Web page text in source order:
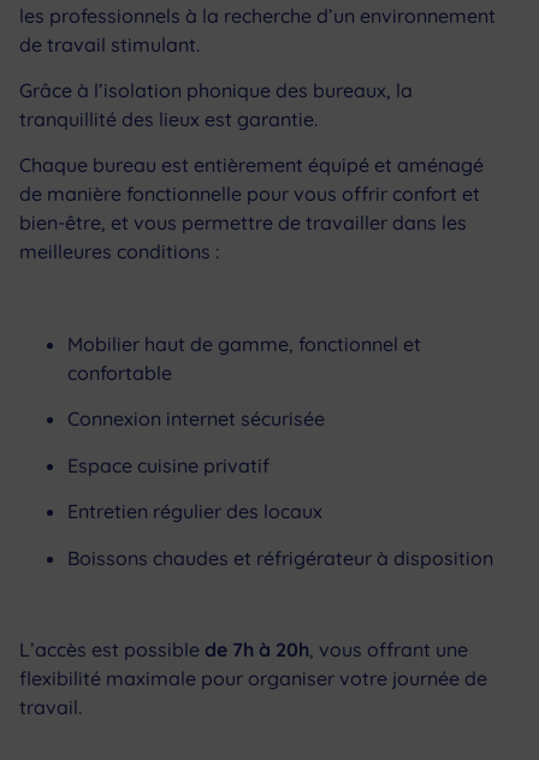
les professionnels à la recherche d’un environnement
de travail stimulant.
Grâce à l’isolation phonique des bureaux, la
tranquillité des lieux est garantie.
Chaque bureau est entièrement équipé et aménagé
de manière fonctionnelle pour vous offrir confort et
bien-être, et vous permettre de travailler dans les
meilleures conditions :
Mobilier haut de gamme, fonctionnel et
confortable
Connexion internet sécurisée
Espace cuisine privatif
Entretien régulier des locaux
Boissons chaudes et réfrigérateur à disposition
L’accès est possible de 7h à 20h, vous offrant une
flexibilité maximale pour organiser votre journée de
travail.